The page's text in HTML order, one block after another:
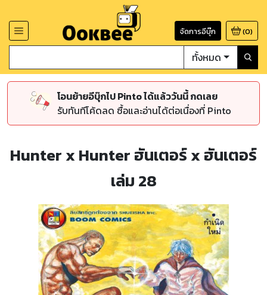
จัดการอีบุ๊ก (0)
ทั้งหมด
โอนย้ายอีบุ๊กไป Pinto ได้แล้ววันนี้ กดเลย
รับทันทีโค้ดลด ซื้อและอ่านได้ต่อเนื่องที่ Pinto
Hunter x Hunter ฮันเตอร์ x ฮันเตอร์
เล่ม 28